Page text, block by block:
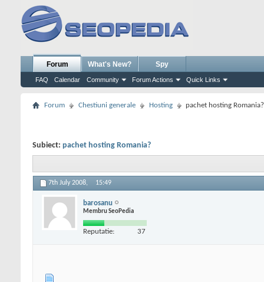
Forum
FAQ Calendar Community Forum Actions Quick Links
What's New? Spy
Forum Chestiuni generale Hosting pachet hosting Romania?
Subiect: pachet hosting Romania?
7th July 2008, 15:49
barosanu
Membru SeoPedia
Reputatie: 37